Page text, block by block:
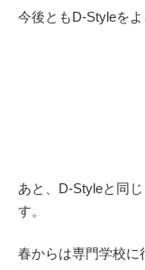
今後ともD-Styleをよ
あと、D-Styleと同
す。
春からは専門学校に